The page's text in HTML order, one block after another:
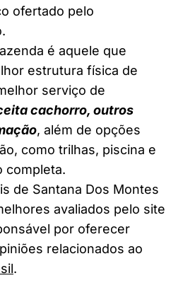
ofertado pelo
é aquele que
estrutura física de
serviço de
cachorro, outros
, além de opções
como trilhas, piscina e
completa.
de Santana Dos Montes
avaliados pelo site
por oferecer
relacionados ao
.